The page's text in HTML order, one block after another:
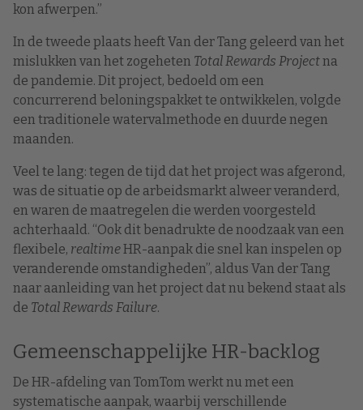
kon afwerpen.”
In de tweede plaats heeft Van der Tang geleerd van het
mislukken van het zogeheten Total Rewards Projectna
de pandemie. Dit project, bedoeld om een
concurrerend beloningspakket te ontwikkelen, volgde
een traditionele watervalmethode en duurde negen
maanden.
Veel te lang: tegen de tijd dat het project was afgerond,
was de situatie op de arbeidsmarkt alweer veranderd,
en waren de maatregelen die werden voorgesteld
achterhaald. “Ook dit benadrukte de noodzaak van een
flexibele, realtimeHR-aanpak die snel kan inspelen op
veranderende omstandigheden”, aldus Van der Tang
naar aanleiding van het project dat nu bekend staat als
de Total Rewards Failure.
Gemeenschappelijke HR-backlog
De HR-afdeling van TomTom werkt nu met een
systematische aanpak, waarbij verschillende